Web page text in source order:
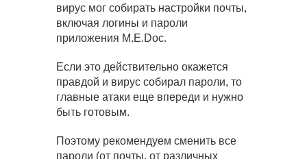
вирус мог собирать настройки почты,
включая логины и пароли
приложения M.E.Doc.
Если это действительно окажется
правдой и вирус собирал пароли, то
главные атаки еще впереди и нужно
быть готовым.
Поэтому рекомендуем сменить все
пароли (от почты, от различных